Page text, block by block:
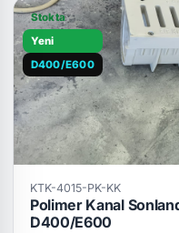
Stokta
Yeni
D400/E600
KTK-4015-PK-KK
Polimer Kanal
D400/E600